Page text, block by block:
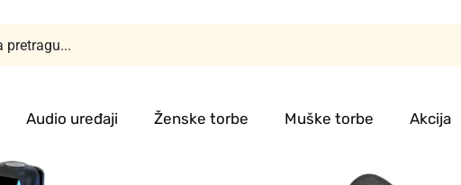
Audio uređaji Ženske torbe Muške torbe Akcija